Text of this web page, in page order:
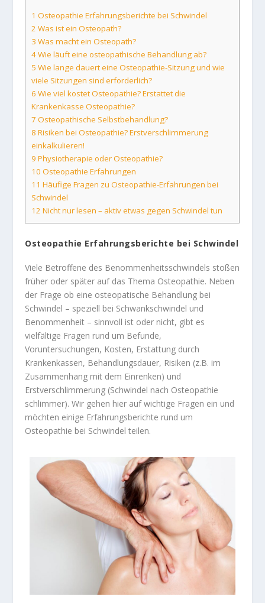
1 Osteopathie Erfahrungsberichte bei Schwindel
2 Was ist ein Osteopath?
3 Was macht ein Osteopath?
4Wie läuft eine osteopathische Behandlung ab?
5 Wie lange dauert eine Osteopathie-Sitzung und wie
viele Sitzungen sind erforderlich?
6 Wie viel kostet Osteopathie? Erstattet die
Krankenkasse Osteopathie?
7 Osteopathische Selbstbehandlung?
8 Risiken bei Osteopathie? Erstverschlimmerung
einkalkulieren!
9 Physiotherapie oder Osteopathie?
10 Osteopathie Erfahrungen
11 Häufige Fragen zu Osteopathie-Erfahrungen bei
Schwindel
12 Nicht nur lesen – aktiv etwas gegen Schwindel tun
Osteopathie Erfahrungsberichte bei Schwindel
Viele Betroffene des Benommenheitsschwindels stoßen
früher oder später auf das Thema Osteopathie. Neben
der Frage ob eine osteopatische Behandlung bei
Schwindel – speziell bei Schwankschwindel und
Benommenheit – sinnvoll ist oder nicht, gibt es
vielfältige Fragen rund um Befunde,
Voruntersuchungen, Kosten, Erstattung durch
Krankenkassen, Behandlungsdauer, Risiken (z.B. im
Zusammenhang mit dem Einrenken) und
Erstverschlimmerung (Schwindel nach Osteopathie
schlimmer). Wir gehen hier auf wichtige Fragen ein und
möchten einige Erfahrungsberichte rund um
Osteopathie bei Schwindel teilen.